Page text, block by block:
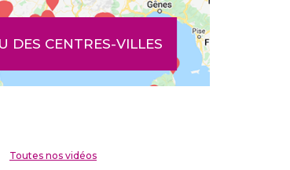
DES CENTRES-VILLES
Toutes nos vidéos